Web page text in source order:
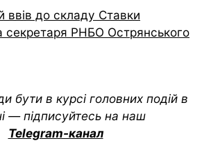
ввів до складу Ставки
секретаря РНБО Острянського
бути в курсі головних подій в
— підписуйтесь на наш
Telegram-канал